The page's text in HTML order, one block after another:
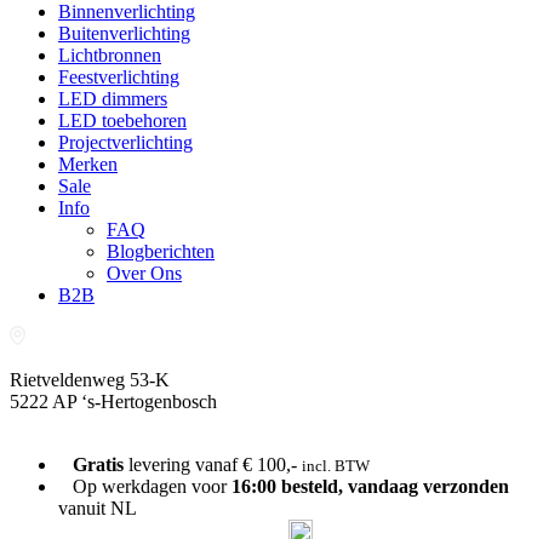
Binnenverlichting
Buitenverlichting
Lichtbronnen
Feestverlichting
LED dimmers
LED toebehoren
Projectverlichting
Merken
Sale
Info
FAQ
Blogberichten
Over Ons
B2B
Rietveldenweg 53-K
5222 AP ‘s-Hertogenbosch
Gratislevering vanaf € 100,- incl. BTW
Op werkdagen voor 16:00 besteld, vandaag verzonden
vanuit NL